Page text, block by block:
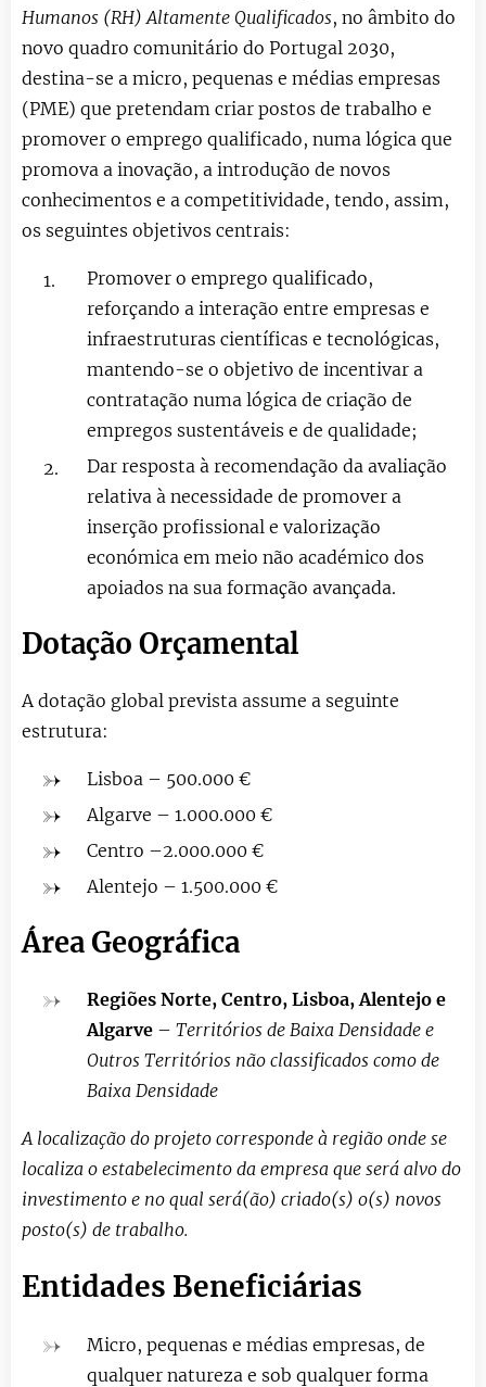
Humanos (RH) Altamente Qualificados, no âmbito do
novo quadro comunitário do Portugal 2030,
destina-se a micro, pequenas e médias empresas
(PME) que pretendam criar postos de trabalho e
promover o emprego qualificado, numa lógica que
promova a inovação, a introdução de novos
conhecimentos e a competitividade, tendo, assim,
os seguintes objetivos centrais:
Promover o emprego qualificado,
reforçando a interação entre empresas e
infraestruturas científicas e tecnológicas,
mantendo-se o objetivo de incentivar a
contratação numa lógica de criação de
empregos sustentáveis e de qualidade;
Dar resposta à recomendação da avaliação
relativa à necessidade de promover a
inserção profissional e valorização
económica em meio não académico dos
apoiados na sua formação avançada.
Dotação Orçamental
A dotação global prevista assume a seguinte
estrutura:
Lisboa – 500.000 €
Algarve – 1.000.000 €
Centro –2.000.000 €
Alentejo – 1.500.000 €
Área Geográfica
Regiões Norte, Centro, Lisboa, Alentejo e
Algarve – Territórios de Baixa Densidade e
Outros Territórios não classificados como de
Baixa Densidade
A localização do projeto corresponde à região onde se
localiza o estabelecimento da empresa que será alvo do
investimento e no qual será(ão) criado(s) o(s) novos
posto(s) de trabalho.
Entidades Beneficiárias
Micro, pequenas e médias empresas, de
qualquer natureza e sob qualquer forma